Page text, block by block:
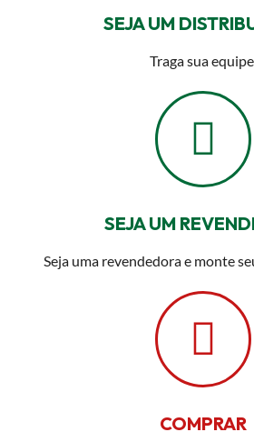
SEJA UM
Traga sua
SEJA UM
Seja uma revendedora e monte
COMPRAR